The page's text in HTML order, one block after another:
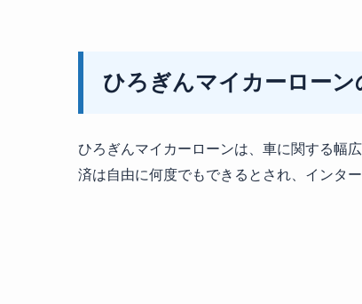
ひろぎんマイカーローン
ひろぎんマイカーローンは、車に関する幅
済は自由に何度でもできるとされ、インタ